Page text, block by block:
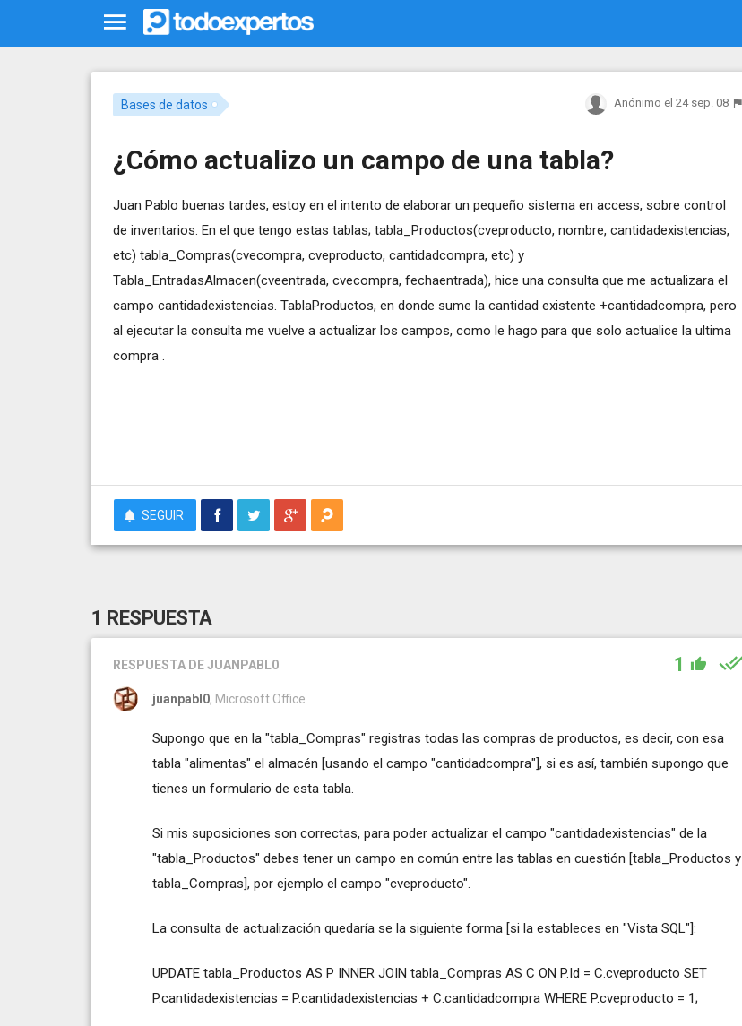
Bases de datos Anónimo el 24 sep. 08
¿Cómo actualizo un campo de una tabla?
Juan Pablo buenas tardes, estoy en el intento de elaborar un pequeño sistema en access, sobre control
de inventarios. En el que tengo estas tablas; tabla_Productos(cveproducto, nombre, cantidadexistencias,
etc) tabla_Compras(cvecompra, cveproducto, cantidadcompra, etc) y
Tabla_EntradasAlmacen(cveentrada, cvecompra, fechaentrada), hice una consulta que me actualizara el
campo cantidadexistencias. TablaProductos, en donde sume la cantidad existente +cantidadcompra, pero
al ejecutar la consulta me vuelve a actualizar los campos, como le hago para que solo actualice la ultima
compra .
SEGUIR
1 RESPUESTA
RESPUESTA DE JUANPABL0 1
juanpabl0, Microsoft Office
Supongo que en la "tabla_Compras" registras todas las compras de productos, es decir, con esa
tabla "alimentas" el almacén [usando el campo "cantidadcompra"], si es así, también supongo que
tienes un formulario de esta tabla.
Si mis suposiciones son correctas, para poder actualizar el campo "cantidadexistencias" de la
"tabla_Productos" debes tener un campo en común entre las tablas en cuestión [tabla_Productos y
tabla_Compras], por ejemplo el campo "cveproducto".
La consulta de actualización quedaría se la siguiente forma [si la estableces en "Vista SQL"]:
UPDATE tabla_Productos AS P INNER JOIN tabla_Compras AS C ON P.Id = C.cveproducto SET
P.cantidadexistencias = P.cantidadexistencias + C.cantidadcompra WHERE P.cveproducto = 1;